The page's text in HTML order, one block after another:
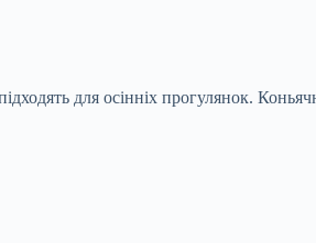
для осінніх прогулянок.